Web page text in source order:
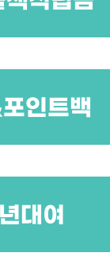
인트백
대여